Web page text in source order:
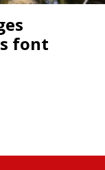
font